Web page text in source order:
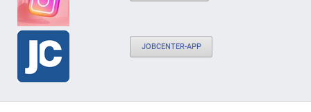
JOBCENTER-APP